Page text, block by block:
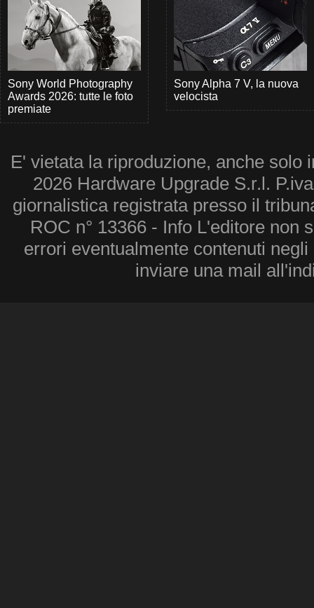
Sony World Photography
Awards 2026: tutte le foto
premiate
Sony Alpha 7 V, la nuova
velocista
E' vietata la riproduzione, anche solo
2026 Hardware Upgrade S.r.l.
giornalistica registrata presso il
ROC n° 13366 - Info L'editore non
errori eventualmente contenuti
inviare una mail